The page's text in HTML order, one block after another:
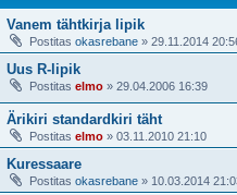
Vanem tähtkirja lipik
Postitas okasrebane » 29.11.2014
Uus R-lipik
Postitas elmo » 29.04.2006 16:39
Ärikiri standardkiri täht
Postitas elmo » 03.11.2010 21:10
Kuressaare
Postitas okasrebane » 10.03.2014